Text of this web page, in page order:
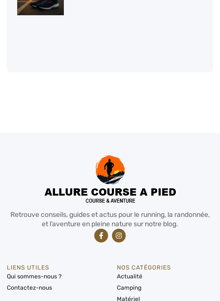
Retrouve conseils, guides et actus pour le running, la randonnée,
et l’aventure en pleine nature sur notre blog.
LIENS UTILES
Qui sommes-nous ?
Contactez-nous
NOS CATÉGORIES
Actualité
Camping
Matériel